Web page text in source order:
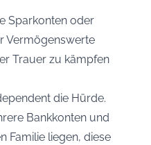
Sparkonten oder
Vermögenswerte
Trauer zu kämpfen
die Hürde.
Bankkonten und
Familie liegen, diese